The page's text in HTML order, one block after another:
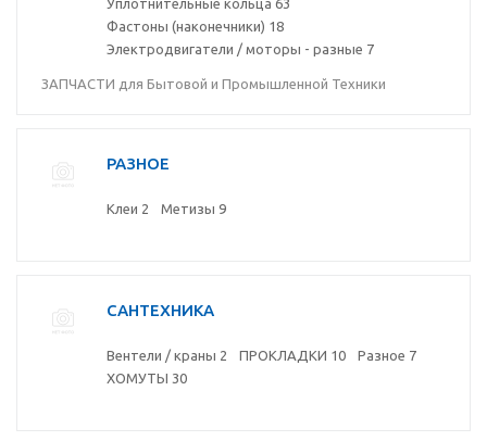
Уплотнительные кольца 63
Фастоны (наконечники) 18
Электродвигатели / моторы - разные 7
ЗАПЧАСТИ для Бытовой и Промышленной Техники
РАЗНОЕ
Клеи 2 Метизы 9
САНТЕХНИКА
Вентели / краны 2 ПРОКЛАДКИ 10 Разное 7
ХОМУТЫ 30